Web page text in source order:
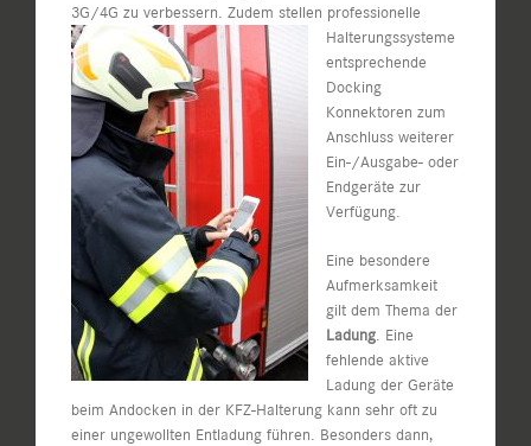
3G/4G zu verbessern. Zudem stellen professionelle
Halterungssysteme
entsprechende
Docking
Konnektoren zum
Anschluss weiterer
Ein-/Ausgabe- oder
Endgeräte zur
Verfügung.
Eine besondere
Aufmerksamkeit
gilt dem Thema der
Ladung. Eine
fehlende aktive
Ladung der Geräte
beim Andocken in der KFZ-Halterung kann sehr oft zu
einer ungewollten Entladung führen. Besonders dann,